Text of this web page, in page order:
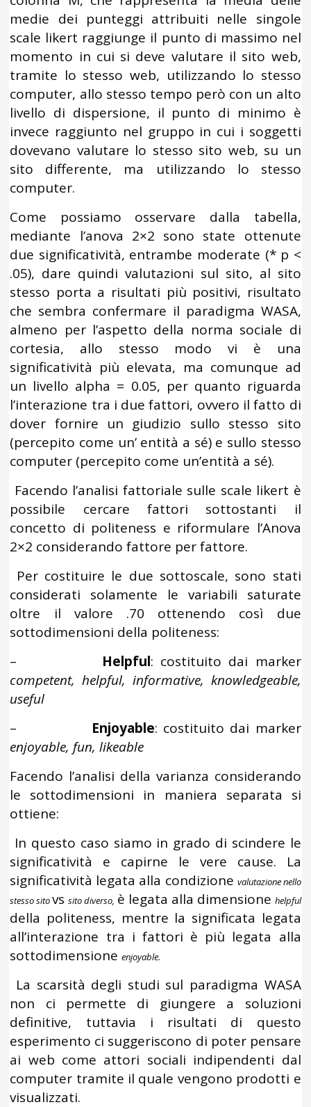
medie dei punteggi attribuiti nelle singole
scale likert raggiunge il punto di massimo nel
momento in cui si deve valutare il sito web,
tramite lo stesso web, utilizzando lo stesso
computer, allo stesso tempo però con un alto
livello di dispersione, il punto di minimo è
invece raggiunto nel gruppo in cui i soggetti
dovevano valutare lo stesso sito web, su un
sito differente, ma utilizzando lo stesso
computer.
Come possiamo osservare dalla tabella,
mediante l’anova 2×2 sono state ottenute
due significatività, entrambe moderate (* p <
.05), dare quindi valutazioni sul sito, al sito
stesso porta a risultati più positivi, risultato
che sembra confermare il paradigma WASA,
almeno per l’aspetto della norma sociale di
cortesia, allo stesso modo vi è una
significatività più elevata, ma comunque ad
un livello alpha = 0.05, per quanto riguarda
l’interazione tra i due fattori, ovvero il fatto di
dover fornire un giudizio sullo stesso sito
(percepito come un’ entità a sé) e sullo stesso
computer (percepito come un’entità a sé).
Facendo l’analisi fattoriale sulle scale likert è
possibile cercare fattori sottostanti il
concetto di politeness e riformulare l’Anova
2×2 considerando fattore per fattore.
Per costituire le due sottoscale, sono stati
considerati solamente le variabili saturate
oltre il valore .70 ottenendo così due
sottodimensioni della politeness:
– Helpful: costituito dai marker
competent, helpful, informative, knowledgeable,
useful
– Enjoyable: costituito dai marker
enjoyable, fun, likeable
Facendo l’analisi della varianza considerando
le sottodimensioni in maniera separata si
ottiene:
In questo caso siamo in grado di scindere le
significatività e capirne le vere cause. La
significatività legata alla condizione valutazione nello
stesso sitovssito diverso, è legata alla dimensione helpful
della politeness, mentre la significata legata
all’interazione tra i fattori è più legata alla
sottodimensioneenjoyable.
La scarsità degli studi sul paradigma WASA
non ci permette di giungere a soluzioni
definitive, tuttavia i risultati di questo
esperimento ci suggeriscono di poter pensare
ai web come attori sociali indipendenti dal
computer tramite il quale vengono prodotti e
visualizzati.